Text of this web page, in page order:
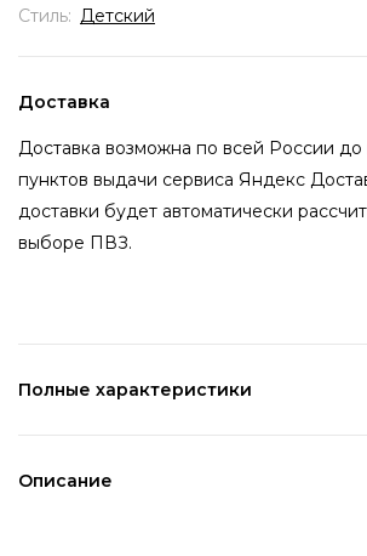
Стиль: Детский
Доставка
Доставка возможна по всей России до
пунктов выдачи сервиса Яндекс
доставки будет автоматически
выборе ПВЗ.
Полные характеристики
Описание